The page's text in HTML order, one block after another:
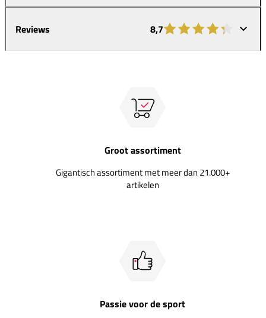
Reviews 8,7
Groot assortiment
Gigantisch assortiment met meer dan 21.000+
artikelen
Passie voor de sport